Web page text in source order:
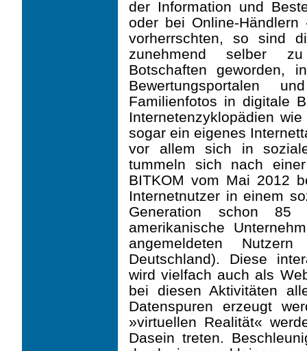
der Information und
oder bei Online-
vorherrschten, so sind
zunehmend selber
Botschaften geworden,
Bewertungsportalen
Familienfotos in digitale
Internetenzyklopädien
sogar ein eigenes
vor allem sich in
tummeln sich nach
BITKOM vom Mai 2012
Internetnutzer in einem
Generation schon
amerikanische
angemeldeten
Deutschland). Diese
wird vielfach auch als
bei diesen Aktivitäten
Datenspuren erzeugt
»virtuellen Realität«
Dasein treten.